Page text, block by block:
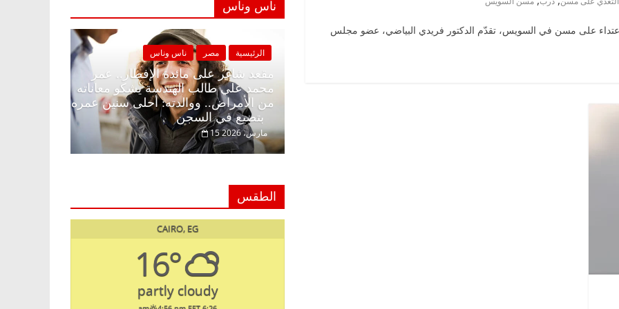
على مسن في السويس، تقدّم الدكتور فريدي البياضي، عضو مجلس
ناس وناس
الرئيسية مصر ناس وناس
مقعد شاغر على مائدة الإفطار.. عمر
محمد علي طالب الهندسة يشكو معاناته
من الأمراض.. ووالدته: أحلى سنين عمره
بتضيع في السجن
15 مارس، 2026
مقعد شاغر على الإفطار وبلكونة بلا زينة
دافع عن المال العام
الطقس
CAIRO, EG
16°
partly cloudy